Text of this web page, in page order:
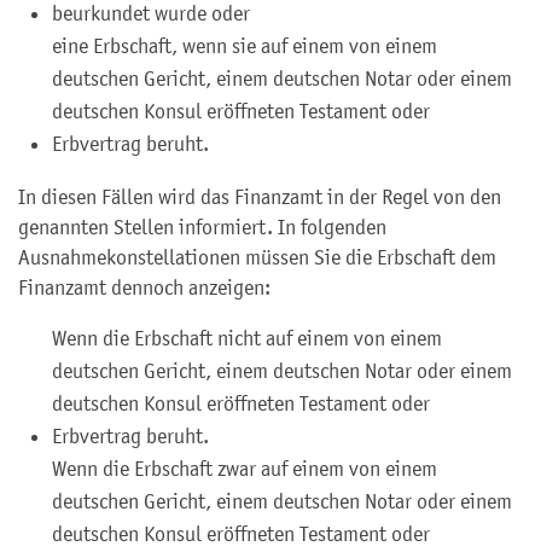
beurkundet wurde oder
eine Erbschaft, wenn sie auf einem von einem
deutschen Gericht, einem deutschen Notar oder einem
deutschen Konsul eröffneten Testament oder
Erbvertrag beruht.
In diesen Fällen wird das Finanzamt in der Regel von den
genannten Stellen informiert. In folgenden
Ausnahmekonstellationen müssen Sie die Erbschaft dem
Finanzamt dennoch anzeigen:
Wenn die Erbschaft nicht auf einem von einem
deutschen Gericht, einem deutschen Notar oder einem
deutschen Konsul eröffneten Testament oder
Erbvertrag beruht.
Wenn die Erbschaft zwar auf einem von einem
deutschen Gericht, einem deutschen Notar oder einem
deutschen Konsul eröffneten Testament oder